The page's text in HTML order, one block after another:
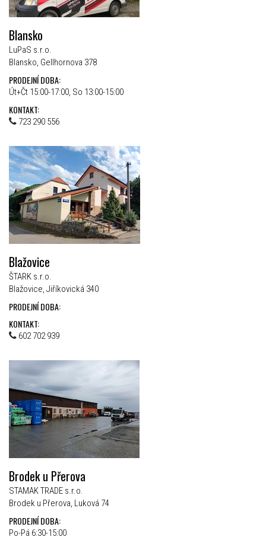
Blansko
LuPaS s.r.o.
Blansko, Gellhornova 378
PRODEJNÍ DOBA:
Út+Čt 15:00-17:00, So 13:00-15:00
KONTAKT:
723 290 556
Blažovice
ŠTARK s.r.o.
Blažovice, Jiříkovická 340
PRODEJNÍ DOBA:
KONTAKT:
602 702 939
Brodek u Přerova
STAMAK TRADE s.r.o.
Brodek u Přerova, Luková 74
PRODEJNÍ DOBA:
Po-Pá 6:30-15:00